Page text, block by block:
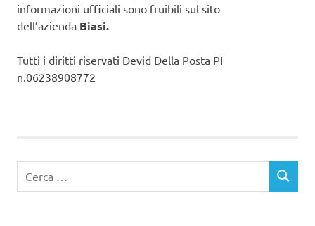
informazioni ufficiali sono fruibili sul sito
dell’azienda Biasi.
Tutti i diritti riservati Devid Della Posta PI
n.06238908772
per:
CERCA